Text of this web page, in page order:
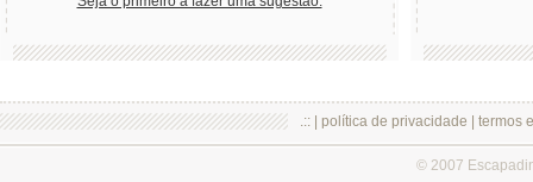
.:: | política de privacidade termos
© 2007